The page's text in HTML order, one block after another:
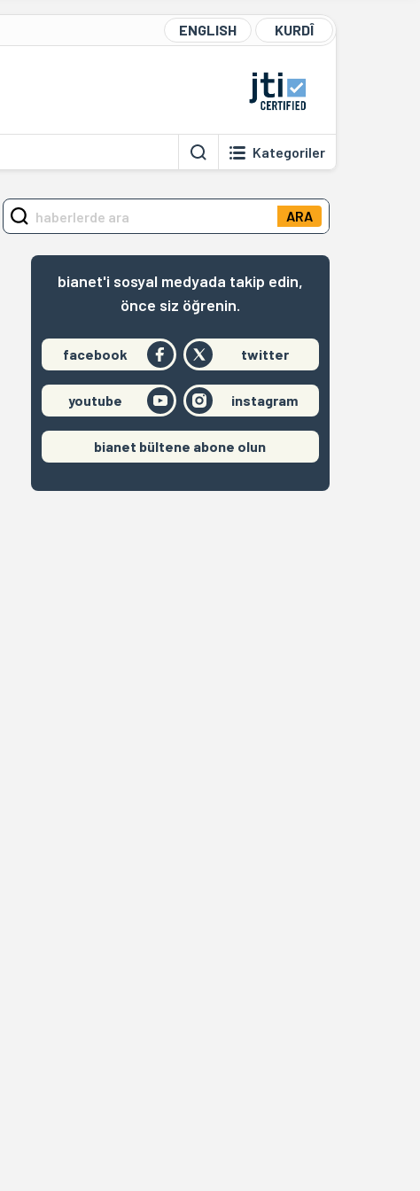
ENGLISH KURDÎ
Kategoriler
ARA
bianet'i sosyal medyada takip edin,
önce siz öğrenin.
facebook twitter
youtube instagram
bianet bültene abone olun